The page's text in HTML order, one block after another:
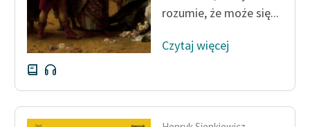
Logotypy
Materiały promocyjne
Polityka prywatności
Regulamin biblioteki
rozumie, że może się...
Czytaj więcej